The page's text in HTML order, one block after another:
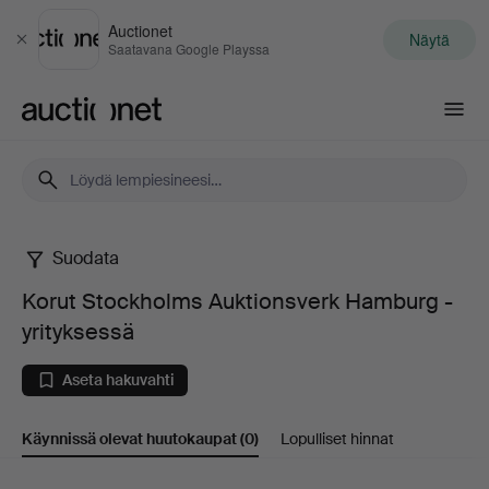
Sulje
Auctionet
Saatavana Google Playssa Näytä
Korut
Stockholms
Auktionsverk
Hamburg
Suodata
Korut Stockholms Auktionsverk Hamburg -
yrityksessä
Aseta hakuvahti
Käynnissä olevat huutokaupat(0) Lopulliset hinnat